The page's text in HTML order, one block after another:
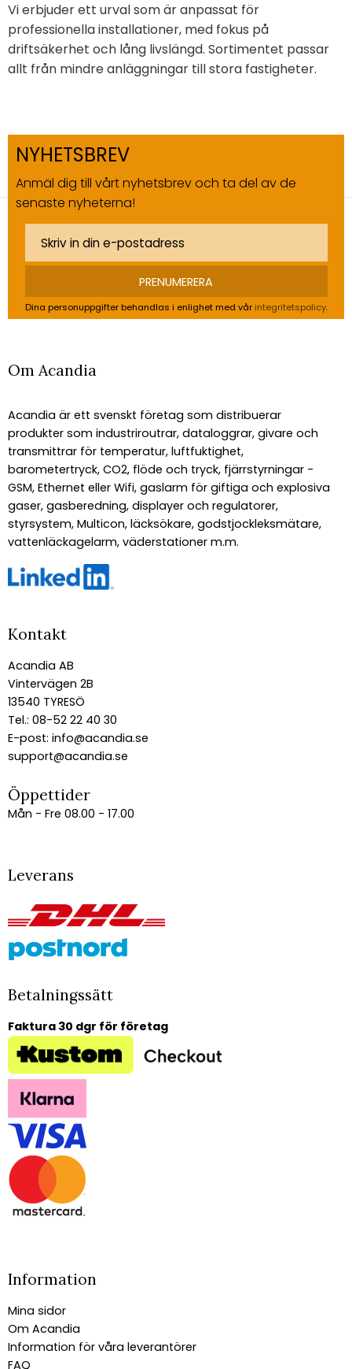
Vi erbjuder ett urval som är anpassat för
professionella installationer, med fokus på
driftsäkerhet och lång livslängd. Sortimentet passar
allt från mindre anläggningar till stora fastigheter.
NYHETSBREV
Anmäl dig till vårt nyhetsbrev och ta del av de
senaste nyheterna!
PRENUMERERA
Dina personuppgifter behandlas i enlighet med vår integritetspolicy.
Om Acandia
Acandia är ett svenskt företag som distribuerar
produkter som industriroutrar, dataloggrar, givare och
transmittrar för temperatur, luftfuktighet,
barometertryck, CO2, flöde och tryck, fjärrstyrningar -
GSM, Ethernet eller Wifi, gaslarm för giftiga och explosiva
gaser, gasberedning, displayer och regulatorer,
styrsystem, Multicon, läcksökare, godstjockleksmätare,
vattenläckagelarm, väderstationer m.m.
Kontakt
Acandia AB
Vintervägen 2B
13540 TYRESÖ
Tel.: 08-52 22 40 30
E-post: info@acandia.se
support@acandia.se
Öppettider
Mån - Fre 08.00 - 17.00
Leverans
Betalningssätt
Faktura 30 dgr för företag
Information
Mina sidor
Om Acandia
Information för våra leverantörer
FAQ